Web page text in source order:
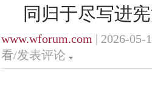
同归于尽写进
www.wforum.com | 2026-05-
看/发表评论